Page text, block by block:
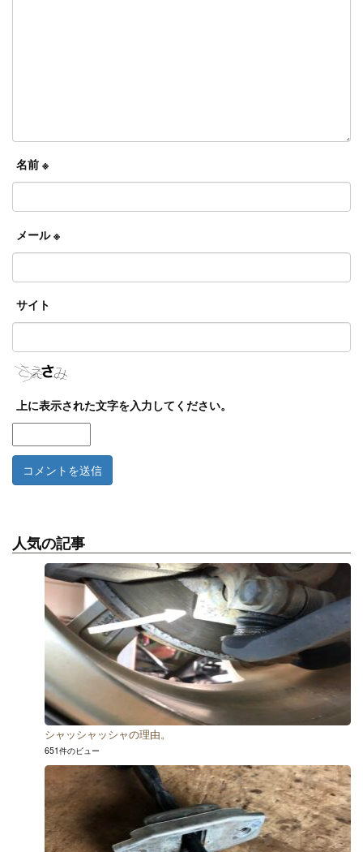
名前 ※
メール※
サイト
上に表示された文字を入力してください。
人気の記事
シャッシャッシャの理由。
651件のビュー